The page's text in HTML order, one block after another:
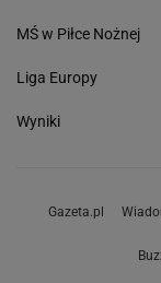
MŚ w Piłce Nożnej
Liga Europy
Wyniki
Gazeta.pl